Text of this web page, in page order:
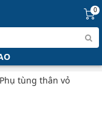
0
Phụ tùng thân vỏ